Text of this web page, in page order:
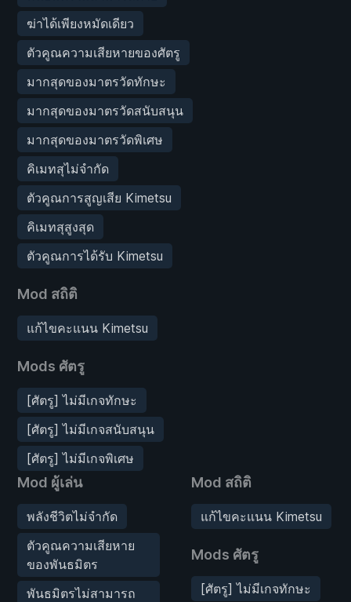
ฆ่าได้เพียงหมัดเดียว
ตัวคูณความเสียหายของศัตรู
มากสุดของมาตรวัดทักษะ
มากสุดของมาตรวัดสนับสนุน
มากสุดของมาตรวัดพิเศษ
คิเมทสุไม่จำกัด
ตัวคูณการสูญเสีย Kimetsu
คิเมทสุสูงสุด
ตัวคูณการได้รับ Kimetsu
Mod สถิติ
แก้ไขคะแนน Kimetsu
Mods ศัตรู
[ศัตรู] ไม่มีเกจทักษะ
[ศัตรู] ไม่มีเกจสนับสนุน
[ศัตรู] ไม่มีเกจพิเศษ
Mod ผู้เล่น
พลังชีวิตไม่จำกัด
ตัวคูณความเสียหาย
ของพันธมิตร
พันธมิตรไม่สามารถ
Mod สถิติ
แก้ไขคะแนน Kimetsu
Mods ศัตรู
[ศัตรู] ไม่มีเกจทักษะ